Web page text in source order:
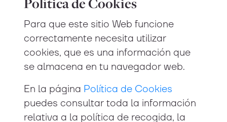
Política de Cookies
Para que este sitio Web funcione
correctamente necesita utilizar
cookies, que es una información que
se almacena en tu navegador web.
En la página Política de Cookies
puedes consultar toda la información
relativa a la política de recogida, la